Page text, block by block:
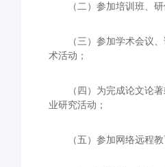
（二）参加培训班、
（三）参加学术会议
术活动；
（四）为完成论文论
业研究活动；
（五）参加网络远程